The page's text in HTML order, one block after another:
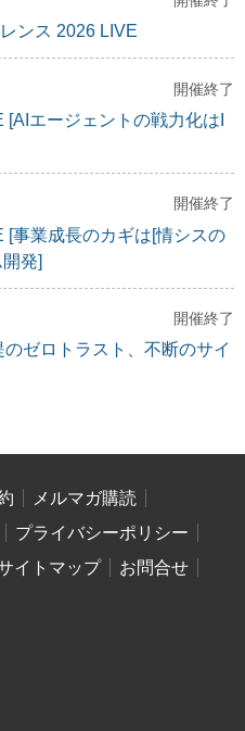
ンス 2026 LIVE
開催終了
[AIエージェントの戦力化はI
開催終了
[事業成長のカギは[情シスの
発]
開催終了
のゼロトラスト、不断のサイ
メルマガ購読
プライバシーポリシー
イトマップ
お問合せ